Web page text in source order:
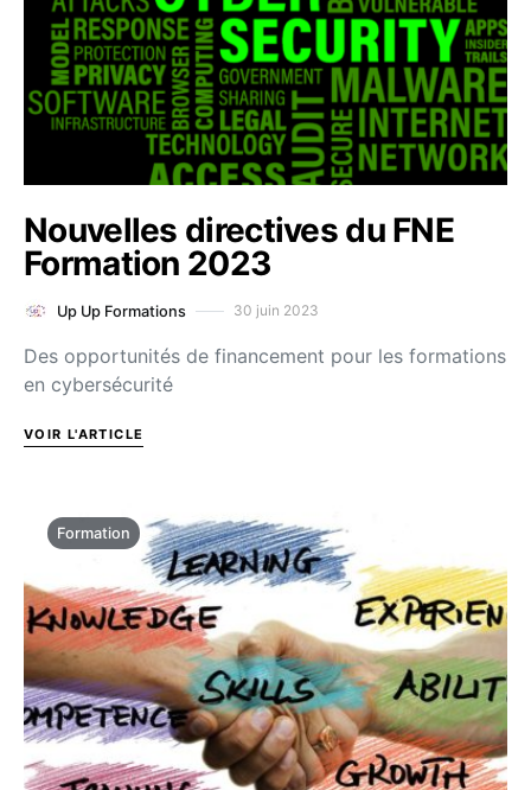
Nouvelles directives du FNE
Formation 2023
Up Up Formations 30 juin 2023
Des opportunités de financement pour les formations
en cybersécurité
VOIR L'ARTICLE
Formation